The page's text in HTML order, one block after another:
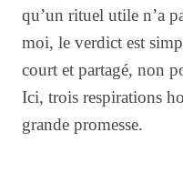
qu’un rituel utile n’a
moi, le verdict est
court et partagé, non
Ici, trois respirations
grande promesse.